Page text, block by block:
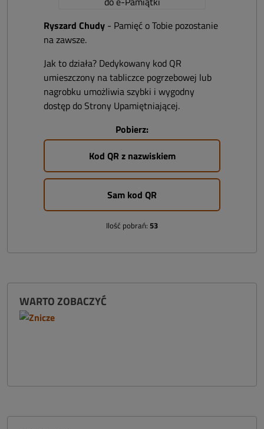
Ryszard Chudy - Pamięć o Tobie pozostanie
na zawsze.
Jak to działa? Dedykowany kod QR
umieszczony na tabliczce pogrzebowej lub
nagrobku umożliwia szybki i wygodny
dostęp do Strony Upamiętniającej.
Pobierz:
Kod QR z nazwiskiem
Sam kod QR
Ilość pobrań: 53
WARTO ZOBACZYĆ